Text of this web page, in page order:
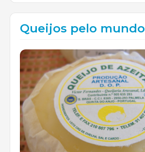
Queijos pelo mundo